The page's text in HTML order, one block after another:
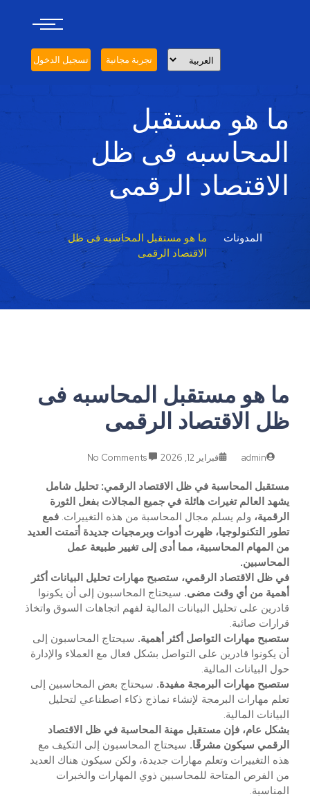
تجربة مجانية تسجيل الدخول
ما هو مستقبل
المحاسبه فى ظل
الاقتصاد الرقمى
المدونات
ما هو مستقبل المحاسبه فى ظل
الاقتصاد الرقمى
ما هو مستقبل المحاسبه فى
ظل الاقتصاد الرقمى
admin فبراير 12, 2026
مستقبل المحاسبة في ظل الاقتصاد الرقمي: تحليل شامل
يشهد العالم تغيرات هائلة في جميع المجالات بفعل الثورة
الرقمية، ولم يسلم مجال المحاسبة من هذه التغييرات. فمع
تطور التكنولوجيا، ظهرت أدوات وبرمجيات جديدة أتمتت العديد
من المهام المحاسبية، مما أدى إلى تغيير طبيعة عمل
المحاسبين.
في ظل الاقتصاد الرقمي، ستصبح مهارات تحليل البيانات أكثر
أهمية من أي وقت مضى. سيحتاج المحاسبون إلى أن يكونوا
قادرين على تحليل البيانات المالية لفهم اتجاهات السوق واتخاذ
قرارات صائبة.
ستصبح مهارات التواصل أكثر أهمية. سيحتاج المحاسبون إلى
أن يكونوا قادرين على التواصل بشكل فعال مع العملاء والإدارة
حول البيانات المالية.
ستصبح مهارات البرمجة مفيدة. سيحتاج بعض المحاسبين إلى
تعلم مهارات البرمجة لإنشاء نماذج ذكاء اصطناعي لتحليل
البيانات المالية.
بشكل عام، فإن مستقبل مهنة المحاسبة في ظل الاقتصاد
الرقمي سيكون مشرقًا. سيحتاج المحاسبون إلى التكيف مع
هذه التغييرات وتعلم مهارات جديدة، ولكن سيكون هناك العديد
من الفرص المتاحة للمحاسبين ذوي المهارات والخبرات
المناسبة.